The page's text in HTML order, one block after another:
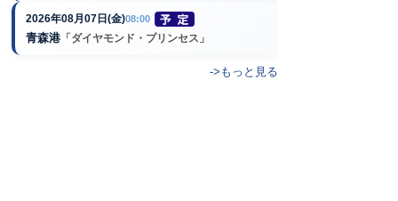
2026年08月07日(金)08:00
青森港 「ダイヤモンド・プリンセス」
->もっと見る